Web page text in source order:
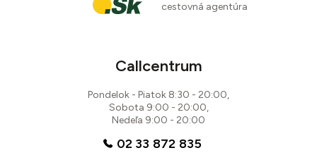
cestovná agentúra
Callcentrum
Pondelok - Piatok 8:30 - 20:00,
Sobota 9:00 - 20:00,
Nedeľa 9:00 - 20:00
02 33 872 835